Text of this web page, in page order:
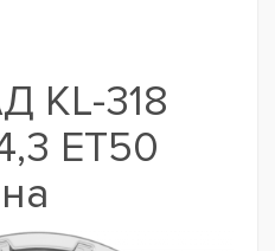
KL-318
ET50